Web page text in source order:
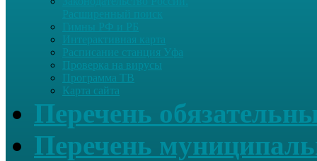
Гимны РФ и РБ
Интерактивная карта
Расписание станция Уфа
Проверка на вирусы
Программа ТВ
Карта сайта
Перечень
Перечень